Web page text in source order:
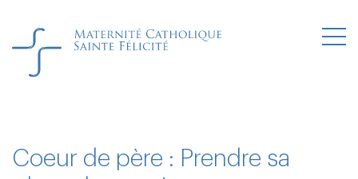
Coeur de père : Prendre sa